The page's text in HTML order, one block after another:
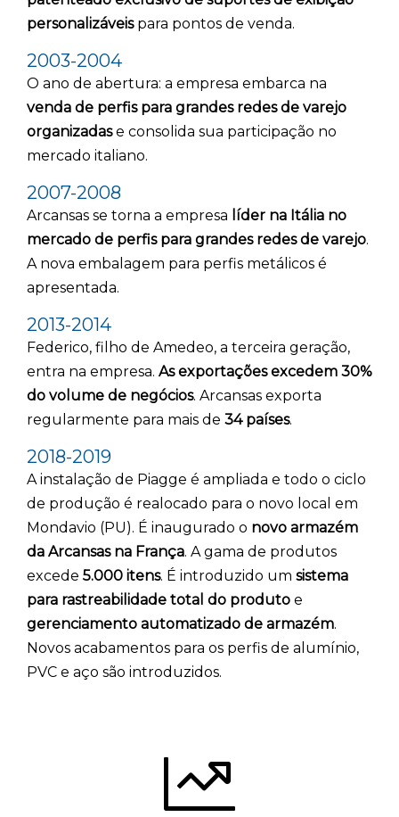
personalizáveispara pontos de venda.
2003-2004
O ano de abertura: a empresa embarca na
venda de perfis para grandes redes de varejo
organizadase consolida sua participação no
mercado italiano.
2007-2008
Arcansas se torna a empresa líder na Itália no
mercado de perfis para grandes redes de varejo.
A nova embalagem para perfis metálicos é
apresentada.
2013-2014
Federico, filho de Amedeo, a terceira geração,
entra na empresa. As exportações excedem 30%
do volume de negócios. Arcansas exporta
regularmente para mais de 34 países.
2018-2019
A instalação de Piagge é ampliada e todo o ciclo
de produção é realocado para o novo local em
Mondavio (PU). É inaugurado o novo armazém
da Arcansas na França. A gama de produtos
excede 5.000 itens. É introduzido um sistema
para rastreabilidade total do produto e
gerenciamento automatizado de armazém.
Novos acabamentos para os perfis de alumínio,
PVC e aço são introduzidos.